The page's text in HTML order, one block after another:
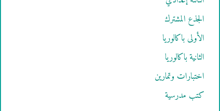
الجذع المشترك
الأولى باكالوريا
الثانية باكالوريا
اختبارات وتمارين
كتب مدرسية